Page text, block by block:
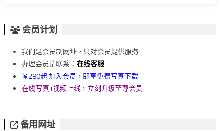
会员计划
我们是会员制网址，只对会员提供服务
办理会员请联系： 在线客服
￥280起 加入会员，即享免费写真下载
在线写真+视频上线，立刻升级至尊会员
备用网址